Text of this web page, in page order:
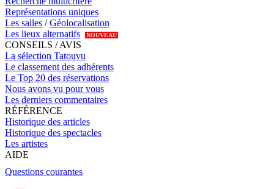
Représentations uniques
Les salles /Géolocalisation
Les lieux alternatifs
NOUVEAU
CONSEILS / AVIS
La sélection Tatouvu
Le classement des adhérents
Le Top 20 des réservations
Nous avons vu pour vous
Les derniers commentaires
RÉFÉRENCE
Historique des articles
Historique des spectacles
Les artistes
AIDE
Questions courantes